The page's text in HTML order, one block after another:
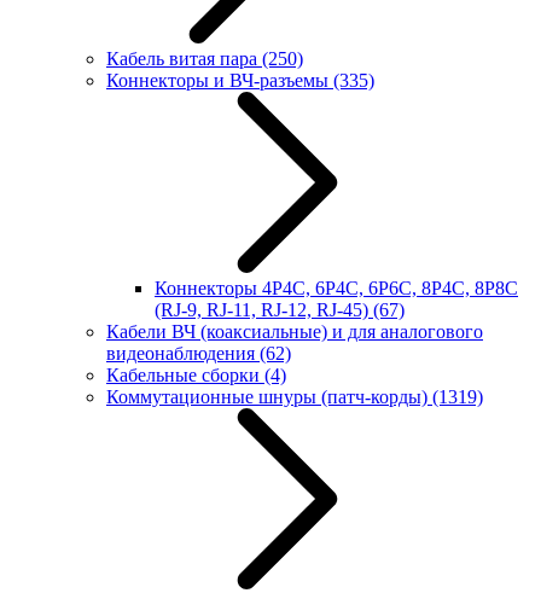
Кабель витая пара (250)
Коннекторы и ВЧ-разъемы (335)
Коннекторы 4P4C, 6P4C, 6P6C, 8P4C, 8P8C
(RJ-9, RJ-11, RJ-12, RJ-45) (67)
Кабели ВЧ (коаксиальные) и для аналогового
видеонаблюдения (62)
Кабельные сборки (4)
Коммутационные шнуры (патч-корды) (1319)